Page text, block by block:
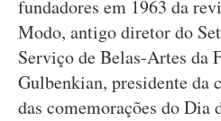
fundadores em 1963 da
Modo, antigo diretor do
Serviço de Belas-Artes da
Gulbenkian, presidente da
das comemorações do Dia